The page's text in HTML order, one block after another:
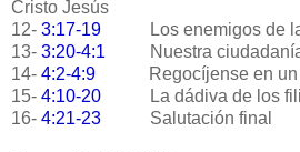
Cristo Jesús
12- 3:17-19
Los enemigos de
13- 3:20-4:1
Nuestra
14- 4:2-4:9
Regocíjense en
15- 4:10-20
La dádiva de los
16- 4:21-23 Salutación final